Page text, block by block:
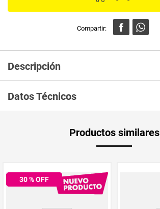
Descripción
Datos Técnicos
PUM - Medida 276
Productos similares
30% OFF